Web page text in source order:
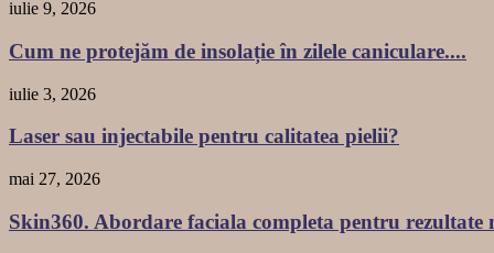
iulie 9, 2026
Cum ne protejăm de insolație în zilele caniculare....
iulie 3, 2026
Laser sau injectabile pentru calitatea pielii?
mai 27, 2026
Skin360. Abordare faciala completa pentru rezultate